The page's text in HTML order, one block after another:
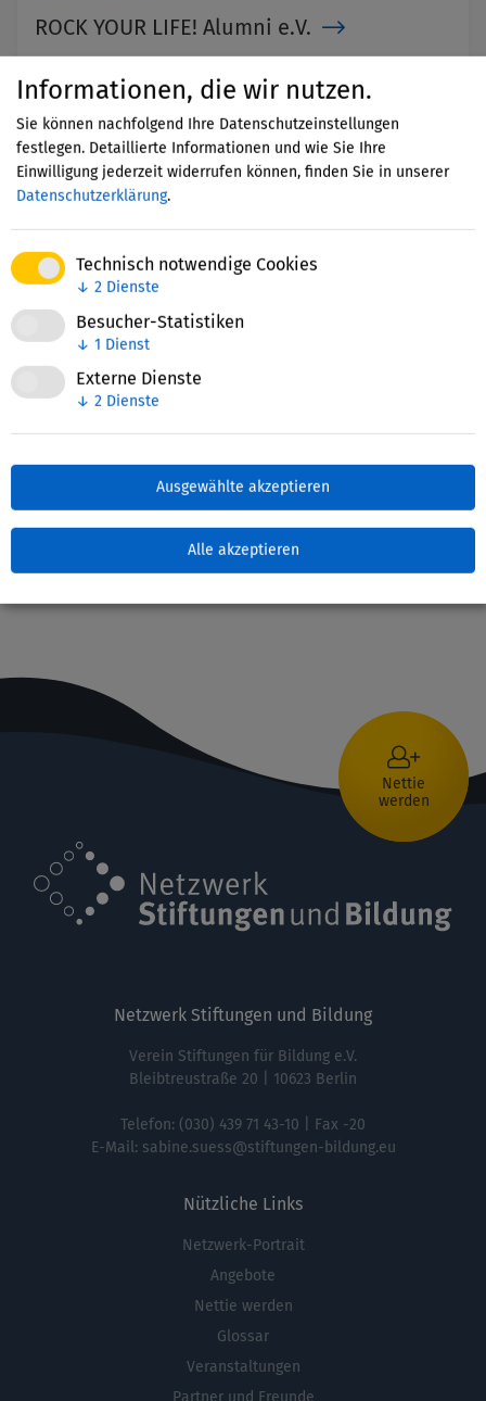
Informationen, die wir nutzen.
Sie können nachfolgend Ihre Datenschutzeinstellungen
festlegen. Detaillierte Informationen und wie Sie Ihre
Einwilligung jederzeit widerrufen können, finden Sie in unserer
Datenschutzerklärung.
Technisch notwendige Cookies
↓ 2 Dienste
Besucher-Statistiken
↓ 1 Dienst
Externe Dienste
↓ 2 Dienste
Ausgewählte akzeptieren
Alle akzeptieren
ROCK YOUR LIFE! Alumni e.V.
(Umweltbildung, Natur, Globales Lernen, Energie,
Klimaschutz, Ernährung), Bildungsmanagement,
Bildungssystem,+5 weitere Handlungsfelder
Schulische Bildung, Übergang Schule – Beruf,
Nebenberufliche Bildung
Florian Kemmelmeyer
ROCK YOUR LIFE! gGmbH
Ehrenamt- und Engagementförderung,
Persönlichkeitsentwicklung (Talent-, Begabten-,
Nachwuchsförderung, Persönlichkeitsbildung)
Schulische Bildung, Übergang Schule – Beruf,
Nebenberufliche Bildung
Nettie
werden
Netzwerk Stiftungen und Bildung
Verein Stiftungen für Bildung e.V.
Bleibtreustraße 20 | 10623 Berlin
Telefon: (030) 439 71 43-10 | Fax -20
E-Mail: sabine.suess@stiftungen-bildung.eu
Nützliche Links
Fußbereichsmenü
Netzwerk-Portrait
Angebote
Nettie werden
Glossar
Veranstaltungen
Partner und Freunde